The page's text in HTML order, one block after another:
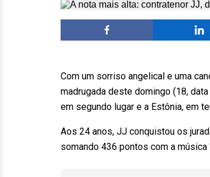
Com um sorriso angelical e uma
madrugada deste domingo (18,
em segundo lugar e a Estônia, em
Aos 24 anos, JJ conquistou os
somando 436 pontos com a